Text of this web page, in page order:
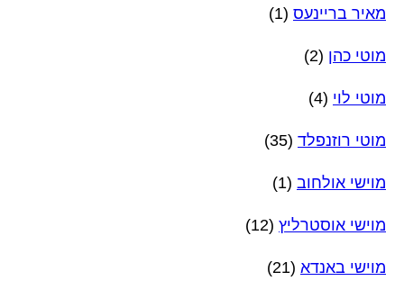
מאיר בריינעס (1)
מוטי כהן (2)
מוטי לוי (4)
מוטי רוזנפלד (35)
מוישי אולחוב (1)
מוישי אוסטרליץ (12)
מוישי באנדא (21)